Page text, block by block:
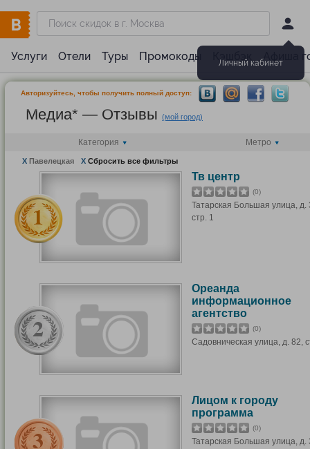
Личный кабинет
Услуги Отели Туры Промокоды Кэшбэк Афиша
Авторизуйтесь, чтобы получить полный доступ:
Медиа* — Отзывы (мой город)
Категория Метро
X Павелецкая X Сбросить все фильтры
Тв центр
(0)
Татарская Большая улица, д.
стр. 1
Ореанда
информационное
агентство
(0)
Садовническая улица, д. 82,
Лицом к городу
программа
(0)
Татарская Большая улица, д.